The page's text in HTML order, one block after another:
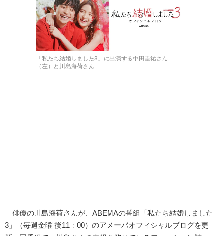
「私たち結婚しました3」に出演する中田圭祐さん
（左）と川島海荷さん
俳優の川島海荷さんが、ABEMAの番組「私たち結婚しました
3」（毎週金曜 後11：00）のアメーバオフィシャルブログを更